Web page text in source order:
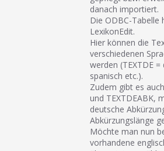
danach importiert.
Die ODBC-Tabelle
LexikonEdit.
Hier können die
verschiedenen
werden (TEXTDE =
spanisch etc.).
Zudem gibt es
und TEXTDEABK,
deutsche
Abkürzungslänge
Möchte man nun
vorhandene